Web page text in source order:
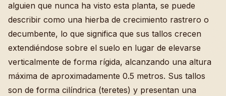
alguien que nunca ha visto esta planta, se puede
describir como una hierba de crecimiento rastrero o
decumbente, lo que significa que sus tallos crecen
extendiéndose sobre el suelo en lugar de elevarse
verticalmente de forma rígida, alcanzando una altura
máxima de aproximadamente 0.5 metros. Sus tallos
son de forma cilíndrica (teretes) y presentan una